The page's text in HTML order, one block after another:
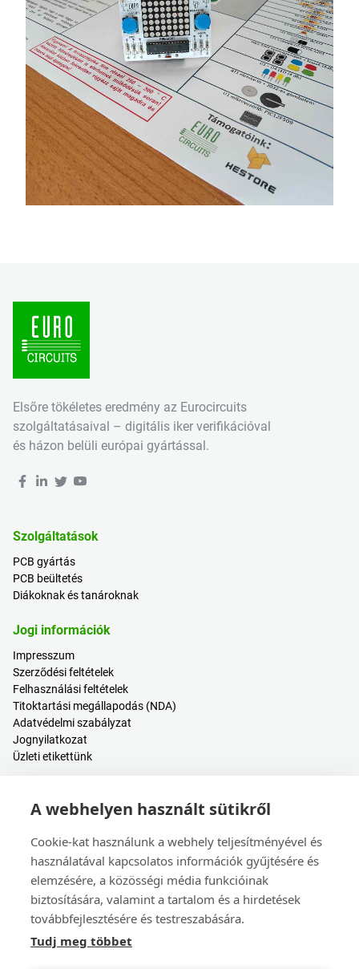
Elsőre tökéletes eredmény az Eurocircuits
szolgáltatásaival – digitális iker verifikációval
és házon belüli európai gyártással.
Szolgáltatások
PCB gyártás
PCB beültetés
Diákoknak és tanároknak
Jogi információk
Impresszum
Szerződési feltételek
Felhasználási feltételek
Titoktartási megállapodás (NDA)
Adatvédelmi szabályzat
Jognyilatkozat
Üzleti etikettünk
Árkalkulátor
Bejelentkezés / Regisztráció
Súgóközpont
Blogbejegyzések
Események
Kapcsolat
Értékesítés és ügyfélszolgálat
A webhelyen használt sütikről
Cookie-kat használunk a webhely teljesítményével és
használatával kapcsolatos információk gyűjtésére és
elemzésére, a közösségi média funkcióinak
biztosítására, valamint a tartalom és a hirdetések
továbbfejlesztésére és testreszabására.
Tudj meg többet